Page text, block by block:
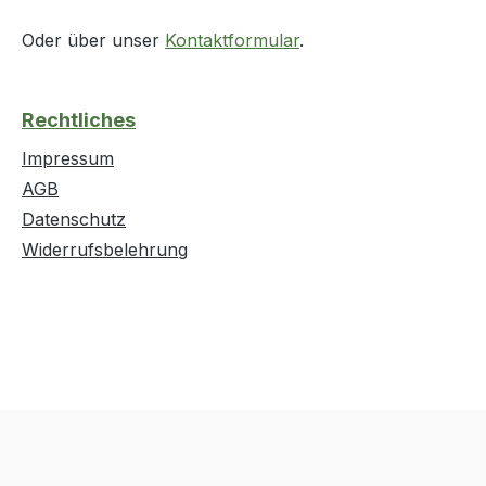
Oder über unser Kontaktformular.
Rechtliches
Impressum
AGB
Datenschutz
Widerrufsbelehrung